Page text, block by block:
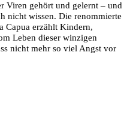
Viren gehört und gelernt – und
nicht wissen. Die renommierte
Capua erzählt Kindern,
Leben dieser winzigen
nicht mehr so viel Angst vor